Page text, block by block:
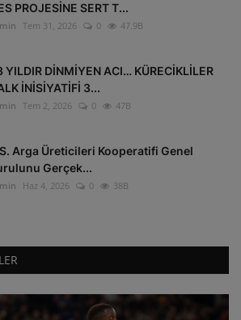
PROJESİNE SERT T...
Tem 31, 2026 0 47.9B
YILDIR DİNMİYEN ACI… KÜRECİKLİLER
İNİSİYATİFİ 3...
Tem 2, 2026 0 47B
Arga Üreticileri Kooperatifi Genel
Gerçek...
Haz 4, 2026 0 38B